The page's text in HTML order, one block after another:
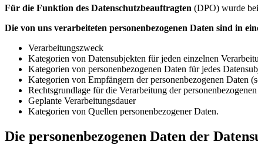
Für die Funktion des Datenschutzbeauftragten (DPO) wurde
Die von uns verarbeiteten personenbezogenen Daten sind in
Verarbeitungszweck
Kategorien von Datensubjekten für jeden einzelnen
Kategorien von personenbezogenen Daten für jedes
Kategorien von Empfängern der personenbezogenen Daten
Rechtsgrundlage für die Verarbeitung der
Geplante Verarbeitungsdauer
Kategorien von Quellen personenbezogener Daten.
Die personenbezogenen Daten der